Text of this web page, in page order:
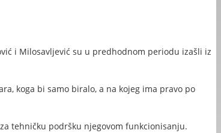
i Milosavljević su u predhodnom periodu izašli iz
koga bi samo biralo, a na kojeg ima pravo po
tehničku podršku njegovom funkcionisanju.